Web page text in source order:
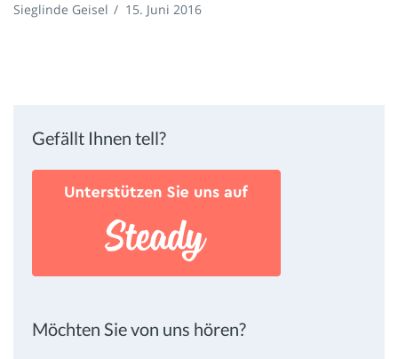
Sieglinde Geisel / 15. Juni 2016
Gefällt Ihnen tell?
Möchten Sie von uns hören?